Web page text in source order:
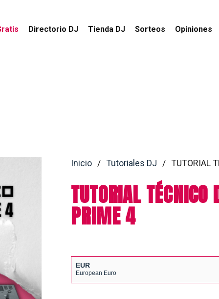
Directorio DJ Tienda DJ Sorteos Opiniones
Inicio / Tutoriales DJ / TUTORIAL
TUTORIAL
PRIME 4
EUR
European Euro